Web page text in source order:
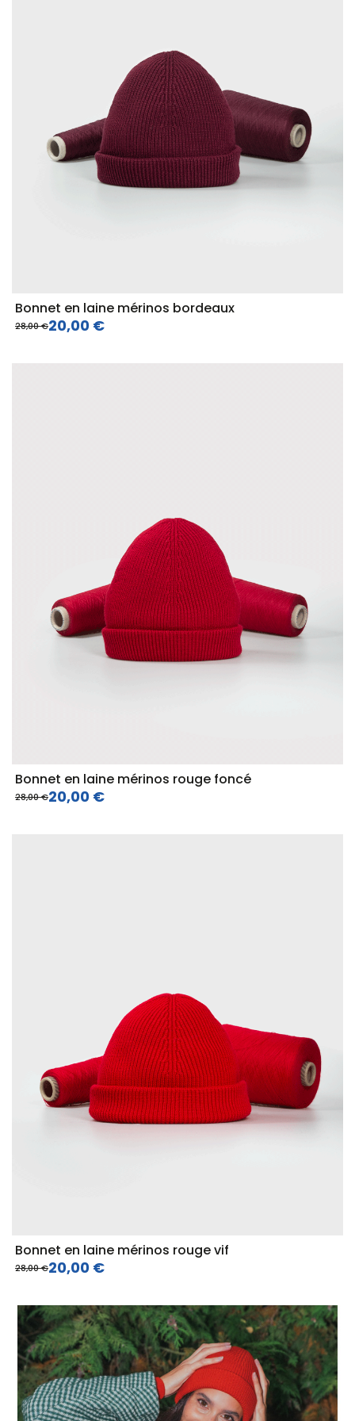
Bonnet en laine mérinos bordeaux
28,00 €20,00 €
Bonnet en laine mérinos rouge foncé
28,00 €20,00 €
Bonnet en laine mérinos rouge vif
28,00 €20,00 €